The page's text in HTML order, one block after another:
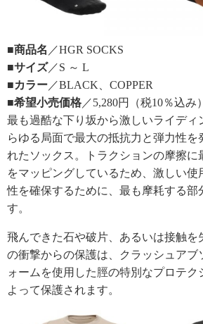
■商品名 ／HGR SOCKS
■サイズ／S ～ L
■カラー／BLACK、COPPER
■希望小売価格／5,280円（税10％込み）
最も過酷な下り坂から激しいライディ
らゆる局面で最大の抵抗力と弾力性を
れたソックス。トラクションの摩擦に
をマッピングしているため、激しい使
性を確保するために、最も摩耗する部
す。
飛んできた石や破片、あるいは接触を
の衝撃からの保護は、クラッシュアブ
ォームを使用した脛の特別なプロテク
よって保護されます。